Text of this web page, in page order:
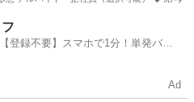
岐阜市
登録不要】スマホで1分！単発バイ
Ad